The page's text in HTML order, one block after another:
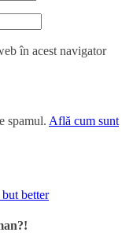
în acest navigator
spamul. Află cum sunt